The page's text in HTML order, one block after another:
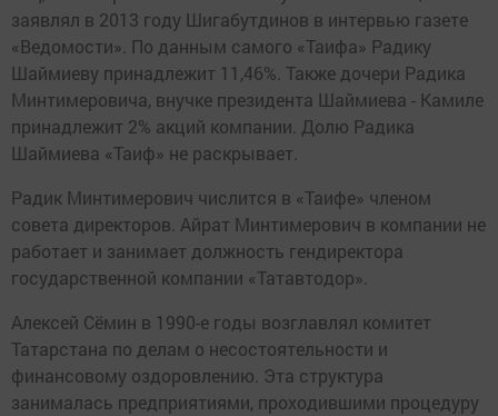
заявлял в 2013 году Шигабутдинов в интервью газете
«Ведомости». По данным самого «Таифа» Радику
Шаймиеву принадлежит 11,46%. Также дочери Радика
Минтимеровича, внучке президента Шаймиева - Камиле
принадлежит 2% акций компании. Долю Радика
Шаймиева «Таиф» не раскрывает.
Радик Минтимерович числится в «Таифе» членом
совета директоров. Айрат Минтимерович в компании не
работает и занимает должность гендиректора
государственной компании «Татавтодор».
Алексей Сёмин в 1990-е годы возглавлял комитет
Татарстана по делам о несостоятельности и
финансовому оздоровлению. Эта структура
занималась предприятиями, проходившими процедуру